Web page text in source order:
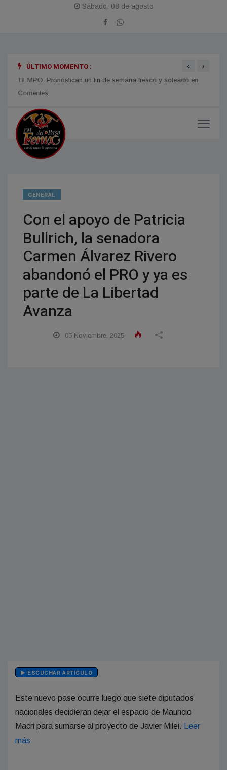
Sábado, 08 de agosto
ÚLTIMO MOMENTO :
TIEMPO. Pronostican un fin de semana fresco y soleado en
Corrientes
‹ ›
GENERAL
Con el apoyo de Patricia
Bullrich, la senadora
Carmen Álvarez Rivero
abandonó el PRO y ya es
parte de La Libertad
Avanza
05 Noviembre, 2025
ESCUCHAR ARTÍCULO
Este nuevo pase ocurre luego que siete diputados
nacionales decidieran dejar el espacio de Mauricio
Macri para sumarse al proyecto de Javier Milei.
Leer
más